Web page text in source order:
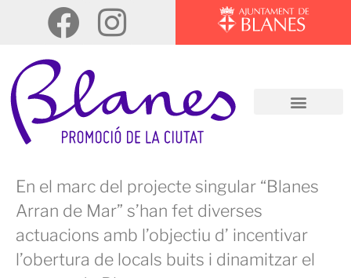
En el marc del projecte singular “Blanes
Arran de Mar” s’han fet diverses
actuacions amb l’objectiu d’ incentivar
l’obertura de locals buits i dinamitzar el